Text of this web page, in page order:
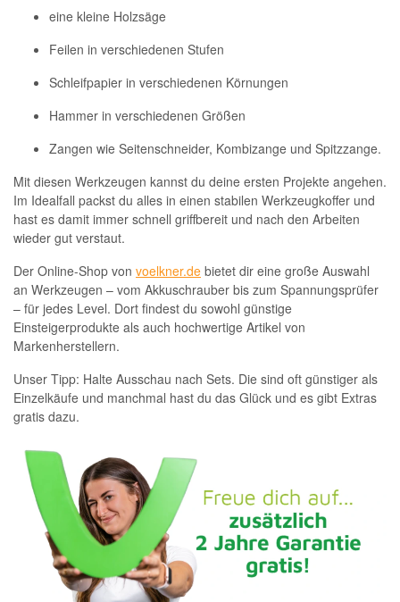
eine kleine Holzsäge
Feilen in verschiedenen Stufen
Schleifpapier in verschiedenen Körnungen
Hammer in verschiedenen Größen
Zangen wie Seitenschneider, Kombizange und Spitzzange.
Mit diesen Werkzeugen kannst du deine ersten Projekte angehen.
Im Idealfall packst du alles in einen stabilen Werkzeugkoffer und
hast es damit immer schnell griffbereit und nach den Arbeiten
wieder gut verstaut.
Der Online-Shop von voelkner.de bietet dir eine große Auswahl
an Werkzeugen – vom Akkuschrauber bis zum Spannungsprüfer
– für jedes Level. Dort findest du sowohl günstige
Einsteigerprodukte als auch hochwertige Artikel von
Markenherstellern.
Unser Tipp: Halte Ausschau nach Sets. Die sind oft günstiger als
Einzelkäufe und manchmal hast du das Glück und es gibt Extras
gratis dazu.